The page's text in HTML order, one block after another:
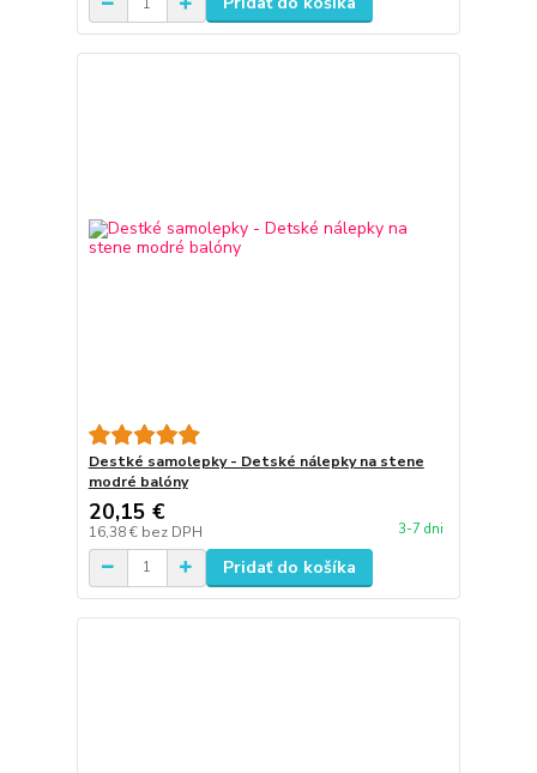
Destké samolepky - Detské nálepky na stene
modré balóny
20,15 €
16,38 € bez DPH 3-7 dni
Pridať do košíka